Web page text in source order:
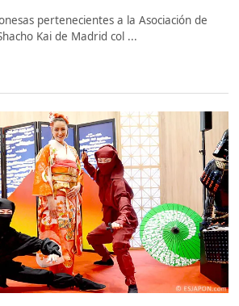
pertenecientes a la Asociación de
Kai de Madrid col ...